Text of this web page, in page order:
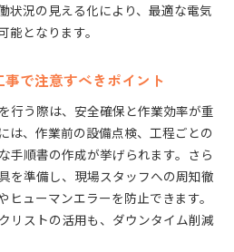
を実現するIoT電気工事事例
リー化と電気工事の関係性
状況の見える化により、最適な電気
となります。
で注意すべきポイント
行う際は、安全確保と作業効率が重
は、作業前の設備点検、工程ごとの
手順書の作成が挙げられます。さら
を準備し、現場スタッフへの周知徹
ューマンエラーを防止できます。
リストの活用も、ダウンタイム削減